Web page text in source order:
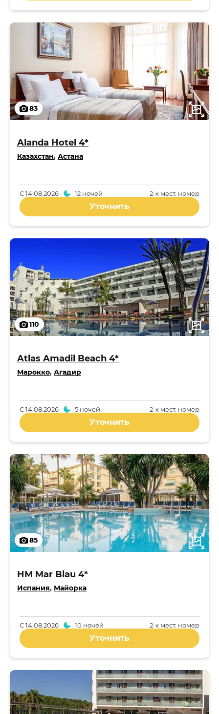
83
Alanda Hotel 4*
Казахстан, Астана
2-x мест. номер
С14.08.2026 12 ночей
Уточнить
110
Atlas Amadil Beach 4*
Марокко, Агадир
2-x мест. номер
С14.08.2026 5 ночей
Уточнить
85
HM Mar Blau 4*
Испания, Майорка
2-x мест. номер
С14.08.2026 10 ночей
Уточнить